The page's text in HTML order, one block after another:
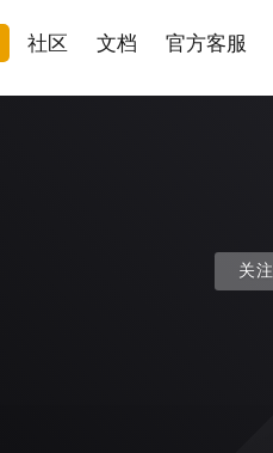
社区 文档 官方客服
关注